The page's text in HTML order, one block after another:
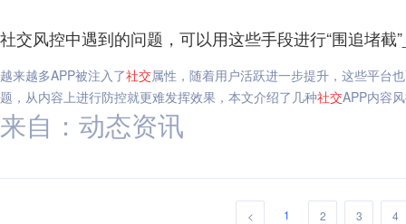
社交风控中遇到的问题，可以用这些手段进行“围追堵截
越来越多APP被注入了社交属性，随着用户活跃进一步提升，这些平台
题，从内容上进行防控就更难发挥效果，本文介绍了几种社交APP内容
来自：动态资讯
< 1 2 3 4